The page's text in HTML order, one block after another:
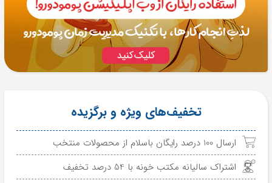
تخفیف‌های ویژه و برگزیده
ارسال 100 درصد رایگان باسلام از محصولات منتخب
اشتراک سالیانه مکتب خونه با 54 درصد تخفیف